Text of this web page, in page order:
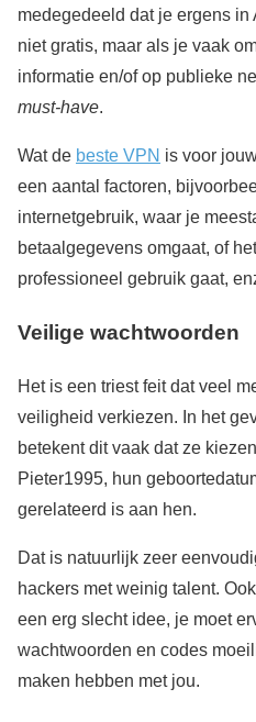
medegedeeld dat je ergens
niet gratis, maar als je vaak
informatie en/of op publieke
must-have.
Wat de beste VPN is voor
een aantal factoren,
internetgebruik, waar je
betaalgegevens omgaat, of
professioneel gebruik gaat,
Veilige wachtwoorden
Het is een triest feit dat veel
veiligheid verkiezen. In het
betekent dit vaak dat ze
Pieter1995, hun
gerelateerd is aan hen.
Dat is natuurlijk zeer
hackers met weinig talent.
een erg slecht idee, je moet
wachtwoorden en codes
maken hebben met jou.